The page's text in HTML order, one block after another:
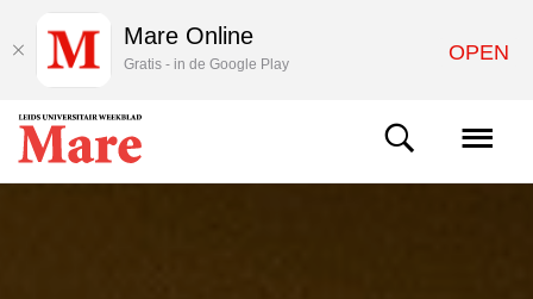
Mare Online
Gratis - in de Google Play OPEN